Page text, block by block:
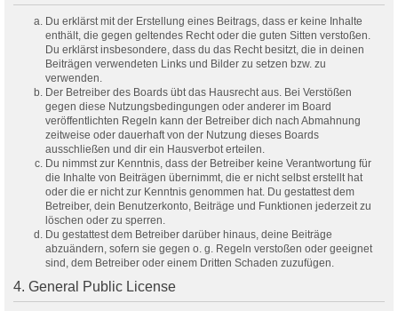
Du erklärst mit der Erstellung eines Beitrags, dass er keine Inhalte
enthält, die gegen geltendes Recht oder die guten Sitten verstoßen.
Du erklärst insbesondere, dass du das Recht besitzt, die in deinen
Beiträgen verwendeten Links und Bilder zu setzen bzw. zu
verwenden.
Der Betreiber des Boards übt das Hausrecht aus. Bei Verstößen
gegen diese Nutzungsbedingungen oder anderer im Board
veröffentlichten Regeln kann der Betreiber dich nach Abmahnung
zeitweise oder dauerhaft von der Nutzung dieses Boards
ausschließen und dir ein Hausverbot erteilen.
Du nimmst zur Kenntnis, dass der Betreiber keine Verantwortung für
die Inhalte von Beiträgen übernimmt, die er nicht selbst erstellt hat
oder die er nicht zur Kenntnis genommen hat. Du gestattest dem
Betreiber, dein Benutzerkonto, Beiträge und Funktionen jederzeit zu
löschen oder zu sperren.
Du gestattest dem Betreiber darüber hinaus, deine Beiträge
abzuändern, sofern sie gegen o. g. Regeln verstoßen oder geeignet
sind, dem Betreiber oder einem Dritten Schaden zuzufügen.
4. General Public License